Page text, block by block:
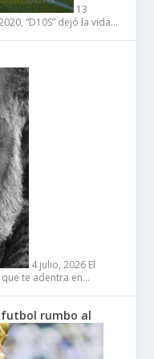
13
“D10S” dejó la vida…
4 julio, 2026 El
te adentra en…
futbol rumbo al